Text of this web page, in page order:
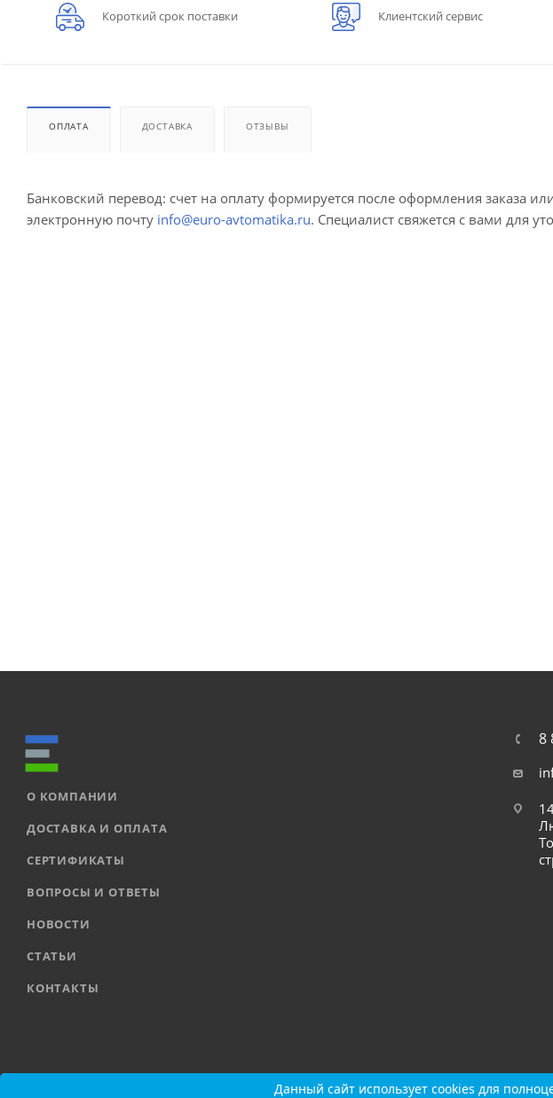
Короткий срок поставки Клиентский сервис
ОПЛАТА ДОСТАВКА ОТЗЫВЫ
Банковский перевод: счет на оплату формируется после оформления заказа
электронную почту info@euro-avtomatika.ru. Специалист свяжется с вами для
О КОМПАНИИ
ДОСТАВКА И ОПЛАТА
СЕРТИФИКАТЫ
ВОПРОСЫ И ОТВЕТЫ
НОВОСТИ
СТАТЬИ
КОНТАКТЫ
8
Карта сайтаДанный сайт использует cookies для